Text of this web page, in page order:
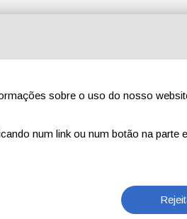
sobre o uso do nosso
num link ou num botão na parte